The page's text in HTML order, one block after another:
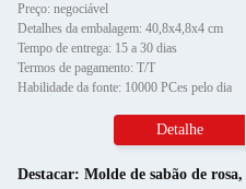
Preço: negociável
Detalhes da embalagem: 40,8x4,8x4 cm
Tempo de entrega: 15 a 30 dias
Termos de pagamento: T/T
Habilidade da fonte: 10000 PCes pelo dia
Detalhe
Destacar: Molde de sabão de rosa,